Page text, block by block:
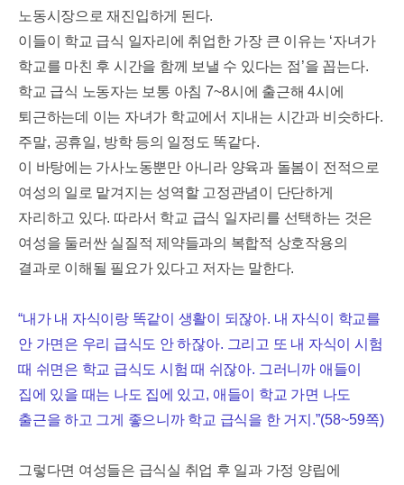
노동시장으로 재진입하게 된다.
이들이 학교 급식 일자리에 취업한 가장 큰 이유는 ‘자녀가
학교를 마친 후 시간을 함께 보낼 수 있다는 점’을 꼽는다.
학교 급식 노동자는 보통 아침 7~8시에 출근해4시에
퇴근하는데 이는 자녀가 학교에서 지내는 시간과 비슷하다.
주말, 공휴일, 방학 등의 일정도 똑같다.
이 바탕에는 가사노동뿐만 아니라 양육과 돌봄이 전적으로
여성의 일로 맡겨지는 성역할 고정관념이 단단하게
자리하고 있다. 따라서 학교 급식 일자리를 선택하는 것은
여성을 둘러싼 실질적 제약들과의 복합적 상호작용의
결과로 이해될 필요가 있다고 저자는 말한다.
“내가 내 자식이랑 똑같이 생활이 되잖아. 내 자식이 학교를
안 가면은 우리 급식도 안 하잖아. 그리고 또 내 자식이 시험
때 쉬면은 학교 급식도 시험 때 쉬잖아. 그러니까 애들이
집에 있을 때는 나도 집에 있고, 애들이 학교 가면 나도
출근을 하고 그게 좋으니까 학교 급식을 한 거지 .”(58~59쪽)
그렇다면 여성들은 급식실 취업 후 일과 가정 양립에